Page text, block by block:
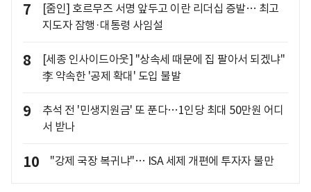
7
[줌인] 호르무즈 서명 앞두고 이란 리더십 증발… 최고
지도자 잠행·대통령 사임설
8
[세종 인사이드아웃] "상속세 때문에 집 팔아서 되겠냐"
李 약속한 '공제 확대' 도입 불발
9
추석 전 '민생지원금' 또 푼다…1인당 최대 50만원 어디
서 받나
10 "강제 국장 복귀냐"… ISA 세제 개편에 투자자 불만